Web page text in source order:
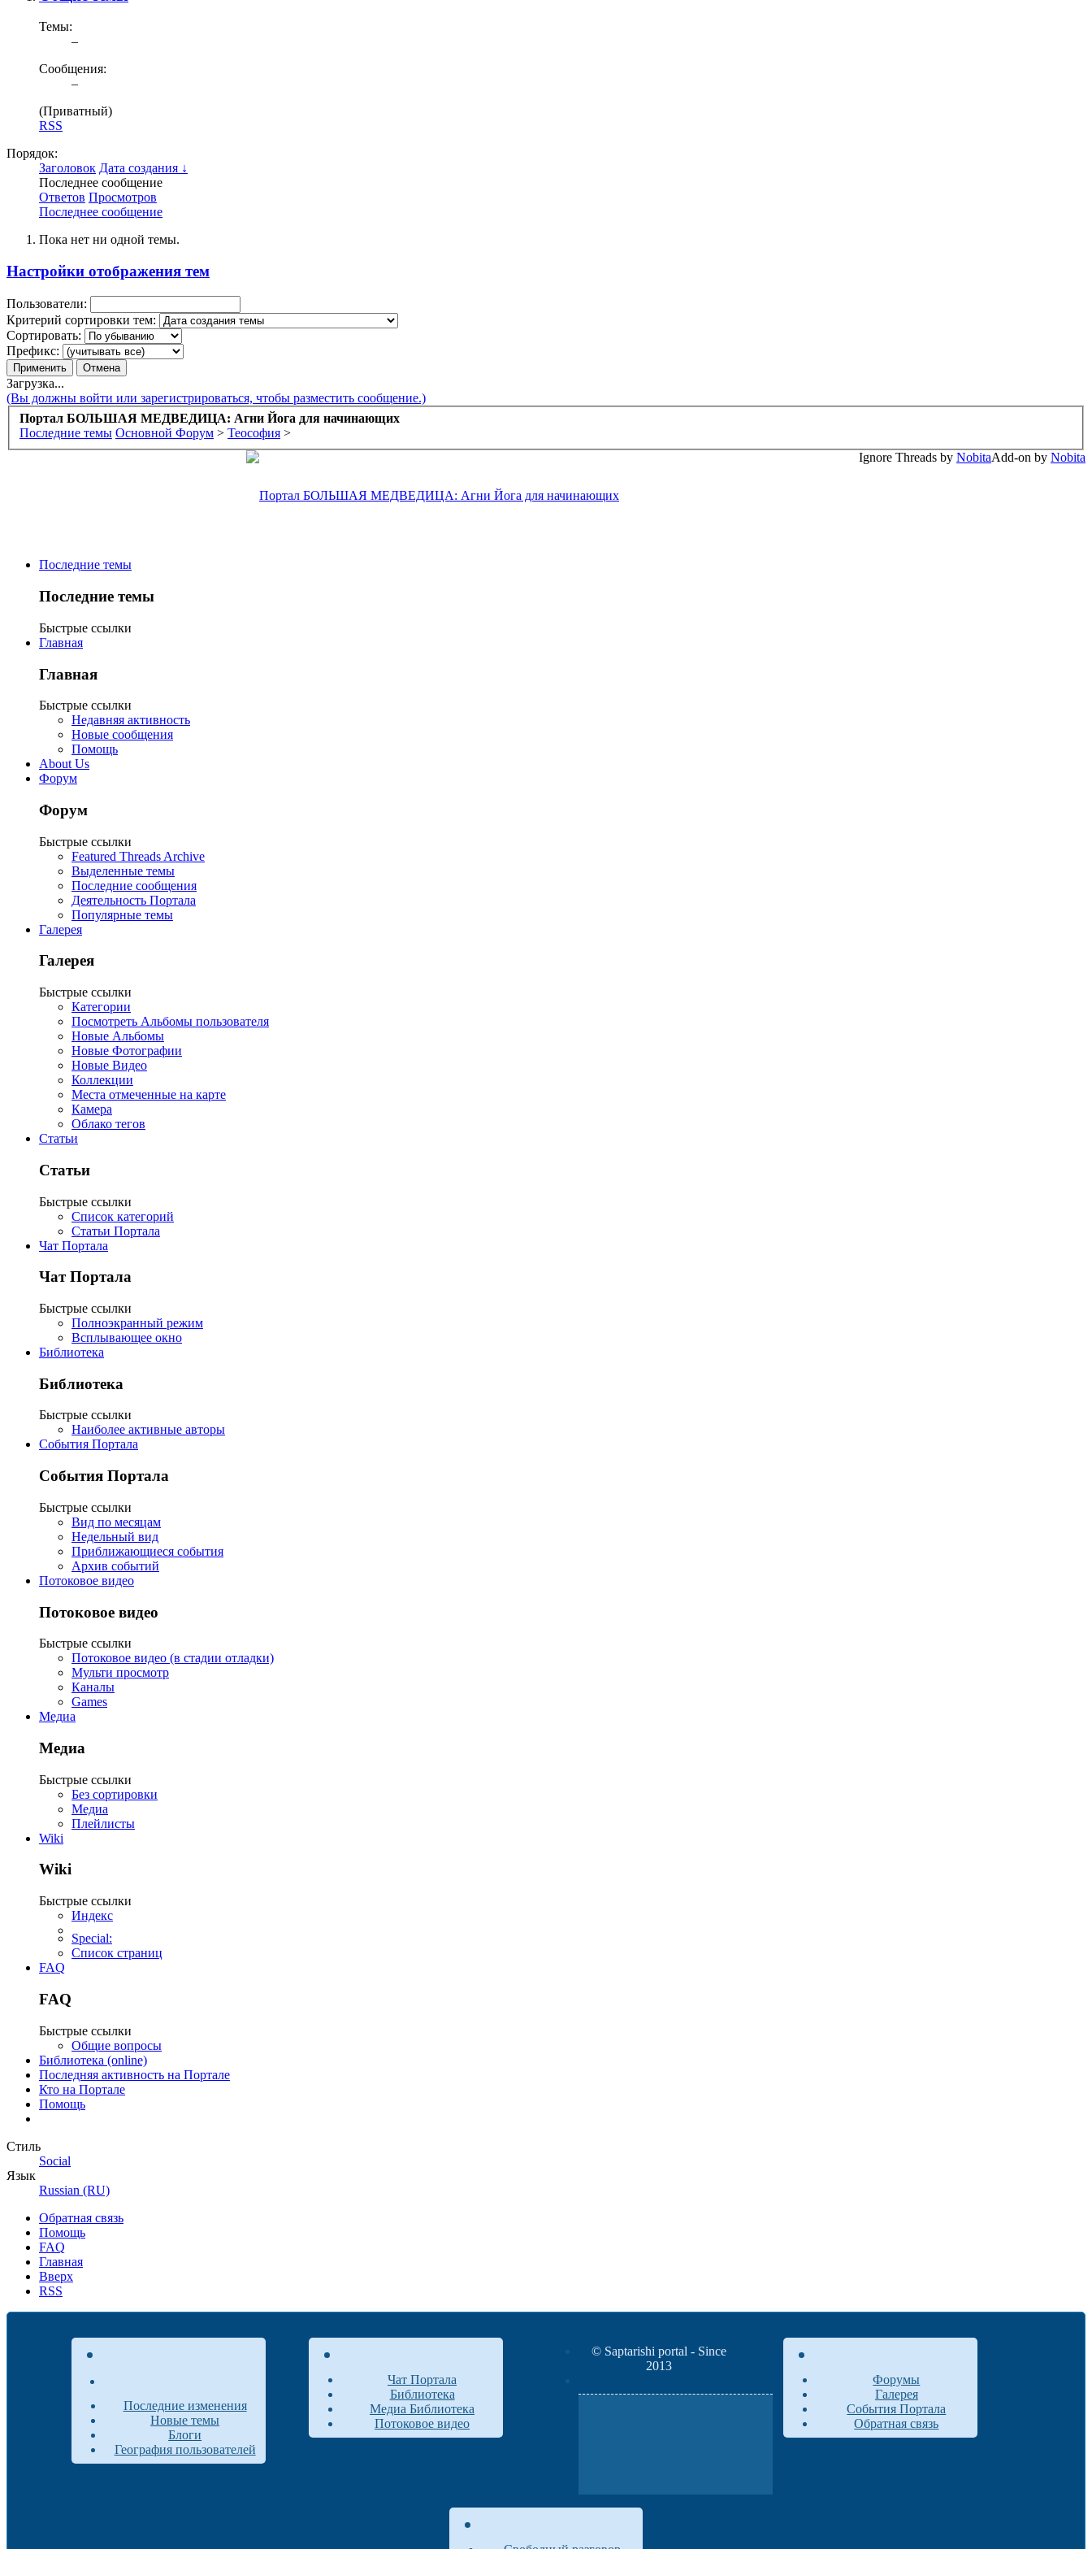
Темы:
–
Сообщения:
–
(Приватный)
RSS
Порядок:
Заголовок Дата создания ↓
Последнее сообщение
Ответов Просмотров
Последнее сообщение
Пока нет ни одной темы.
Настройки отображения тем
Пользователи:
Критерий сортировки тем:
Сортировать:
Префикс:
Загрузка...
(Вы должны войти или зарегистрироваться, чтобы разместить сообщение.)
Портал БОЛЬШАЯ МЕДВЕДИЦА: Агни Йога для начинающих
Последние темы Основной Форум > Теософия >
Add-on by Nobita
Ignore Threads by Nobita
Последние темы
Последние темы
Быстрые ссылки
Главная
Главная
Быстрые ссылки
Недавняя активность
Новые сообщения
Помощь
About Us
Форум
Форум
Быстрые ссылки
Featured Threads Archive
Выделенные темы
Последние сообщения
Деятельность Портала
Популярные темы
Галерея
Галерея
Быстрые ссылки
Категории
Посмотреть Альбомы пользователя
Новые Альбомы
Новые Фотографии
Новые Видео
Коллекции
Места отмеченные на карте
Камера
Облако тегов
Статьи
Статьи
Быстрые ссылки
Список категорий
Статьи Портала
Чат Портала
Чат Портала
Быстрые ссылки
Полноэкранный режим
Всплывающее окно
Библиотека
Библиотека
Быстрые ссылки
Наиболее активные авторы
События Портала
События Портала
Быстрые ссылки
Вид по месяцам
Недельный вид
Приближающиеся события
Архив событий
Потоковое видео
Потоковое видео
Быстрые ссылки
Потоковое видео (в стадии отладки)
Мульти просмотр
Каналы
Games
Медиа
Медиа
Быстрые ссылки
Без сортировки
Медиа
Плейлисты
Wiki
Wiki
Быстрые ссылки
Индекс
Special:
Список страниц
FAQ
FAQ
Быстрые ссылки
Общие вопросы
Библиотека (online)
Последняя активность на Портале
Кто на Портале
Помощь
Стиль
Social
Язык
Russian (RU)
Обратная связь
Помощь
FAQ
Главная
Вверх
RSS
Последние изменения
Новые темы
Блоги
География пользователей
Чат Портала
Библиотека
Медиа Библиотека
Потоковое видео
© Saptarishi portal - Since
2013
Форумы
Галерея
События Портала
Обратная связь